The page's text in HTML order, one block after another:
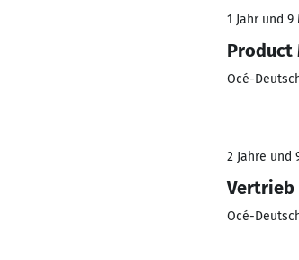
1 Jahr und 9
Product
Océ-
2 Jahre und
Vertrieb
Océ-